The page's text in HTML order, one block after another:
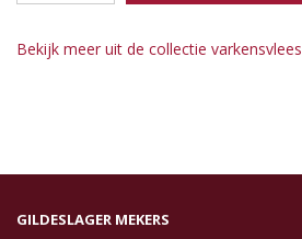
Bekijk meer uit de collectie varkensvlees
GILDESLAGER MEKERS